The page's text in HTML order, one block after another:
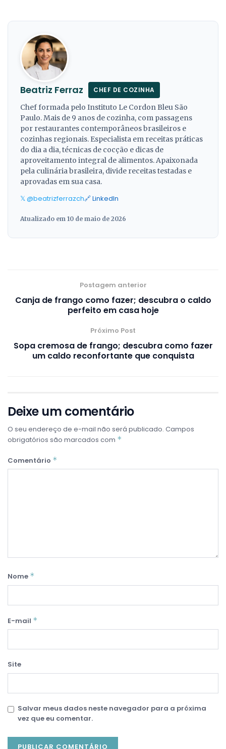
Beatriz Ferraz CHEF DE COZINHA
Chef formada pelo Instituto Le Cordon Bleu São
Paulo. Mais de 9 anos de cozinha, com passagens
por restaurantes contemporâneos brasileiros e
cozinhas regionais. Especialista em receitas práticas
do dia a dia, técnicas de cocção e dicas de
aproveitamento integral de alimentos. Apaixonada
pela culinária brasileira, divide receitas testadas e
aprovadas em sua casa.
𝕏 @beatrizferrazch🔗 LinkedIn
Atualizado em 10 de maio de 2026
Postagem anterior
Canja de frango como fazer; descubra o caldo
perfeito em casa hoje
Próximo Post
Sopa cremosa de frango; descubra como fazer
um caldo reconfortante que conquista
Deixe um comentário
O seu endereço de e-mail não será publicado. Campos
obrigatórios são marcados com *
Comentário *
Nome *
E-mail *
Site
Salvar meus dados neste navegador para a próxima
vez que eu comentar.